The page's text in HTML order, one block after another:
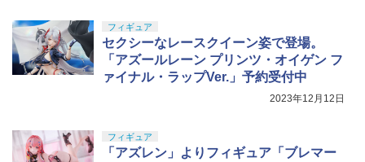
フィギュア
セクシーなレースクイーン姿で登場。
「アズールレーン プリンツ・オイゲン フ
ァイナル・ラップVer.」予約受付中
2023年12月12日
フィギュア
「アズレン」よりフィギュア「ブレマー